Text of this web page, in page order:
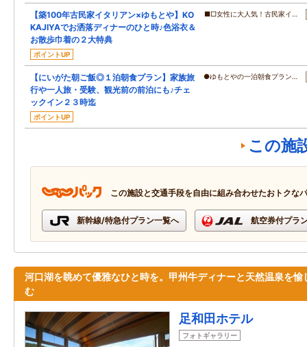
【築100年古民家イタリアン×ゆもとや】KO
KAJIYAでお洒落ディナーのひと時♪色浴衣＆
お散歩巾着の２大特典
ポイントUP
■□女性に大人気！古民家イ…
【にいがた朝ご飯◎１泊朝食プラン】家族旅
行や一人旅・受験、観光前の前泊にも♪チェ
ックイン２３時迄
ポイントUP
●ゆもとやの一泊朝食プラン…
この施
この施設と交通手段を自由に組み合わせたおトクな
新幹線/特急付プラン一覧へ 航空券付プラ
河口湖を眺めて優雅なひと時を。甲州牛ディナーと天然温泉を愉
む
足和田ホテル
フォトギャラリー